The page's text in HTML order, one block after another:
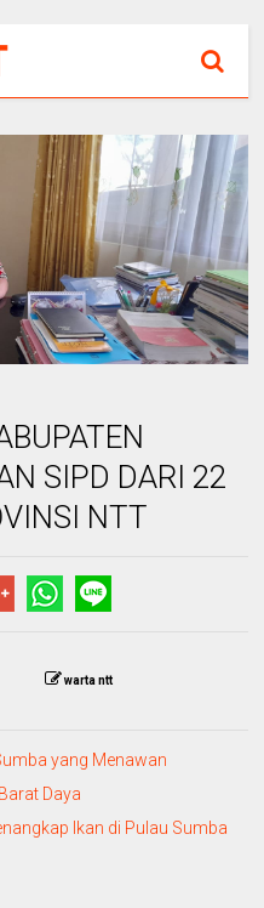
SIPD DARI 22
NTT
warta ntt
yang Menawan
Daya
Ikan di Pulau Sumba